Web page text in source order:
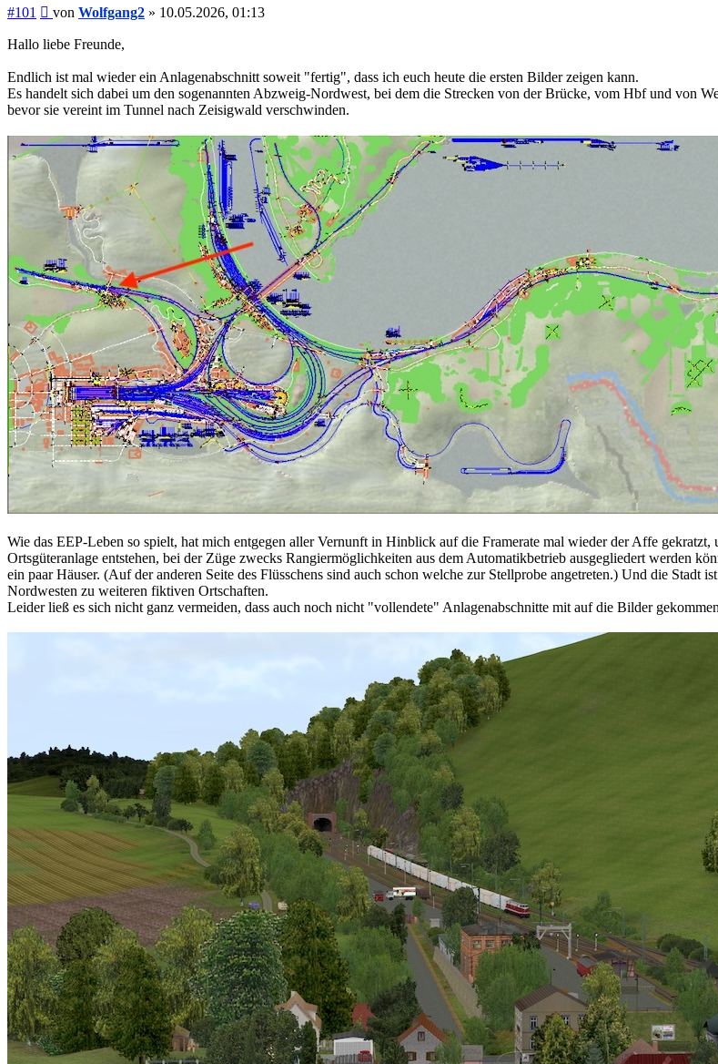
#101 Beitrag
von Wolfgang2 » 10.05.2026, 01:13
Hallo liebe Freunde,
Endlich ist mal wieder ein Anlagenabschnitt soweit "fertig", dass ich euch heute die ersten Bilder zeigen kann.
Es handelt sich dabei um den sogenannten Abzweig-Nordwest, bei dem die Strecken von der Brücke, vom Hbf und von
bevor sie vereint im Tunnel nach Zeisigwald verschwinden.
Wie das EEP-Leben so spielt, hat mich entgegen aller Vernunft in Hinblick auf die Framerate mal wieder der Affe
Ortsgüteranlage entstehen, bei der Züge zwecks Rangiermöglichkeiten aus dem Automatikbetrieb ausgegliedert werden
ein paar Häuser. (Auf der anderen Seite des Flüsschens sind auch schon welche zur Stellprobe angetreten.) Und die
Nordwesten zu weiteren fiktiven Ortschaften.
Leider ließ es sich nicht ganz vermeiden, dass auch noch nicht "vollendete" Anlagenabschnitte mit auf die Bilder